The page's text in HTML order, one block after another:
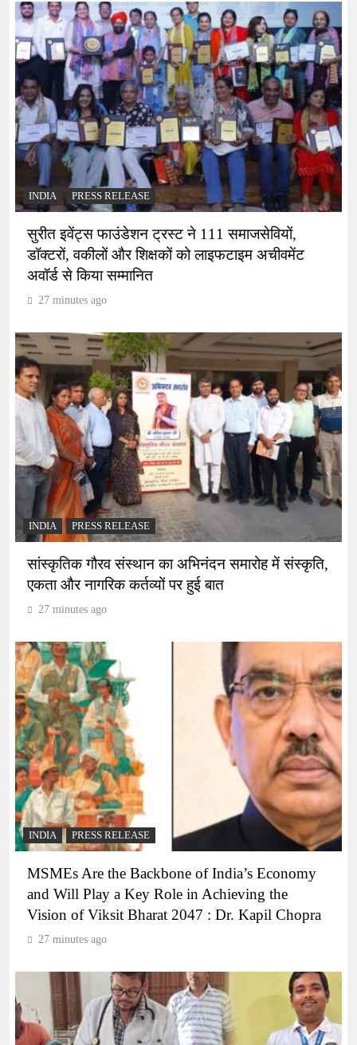
INDIA PRESS RELEASE
सुरीत इवेंट्स फाउंडेशन ट्रस्ट ने 111 समाजसेवियों,
डॉक्टरों, वकीलों और शिक्षकों को लाइफटाइम अचीवमेंट
अवॉर्ड से किया सम्मानित
27 minutes ago
INDIA PRESS RELEASE
सांस्कृतिक गौरव संस्थान का अभिनंदन समारोह में संस्कृति,
एकता और नागरिक कर्तव्यों पर हुई बात
27 minutes ago
INDIA PRESS RELEASE
MSMEs Are the Backbone of India’s Economy
and Will Play a Key Role in Achieving the
Vision of Viksit Bharat 2047 : Dr. Kapil Chopra
27 minutes ago